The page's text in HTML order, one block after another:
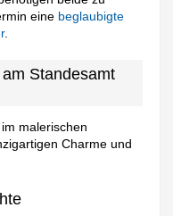
eine beglaubigte
.
Standesamt
malerischen
Charme und